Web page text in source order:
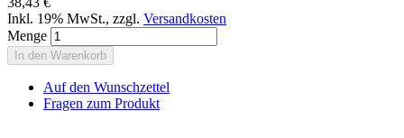
Inkl. 19% MwSt., zzgl. Versandkosten
Menge
In den Warenkorb
Auf den Wunschzettel
Fragen zum Produkt